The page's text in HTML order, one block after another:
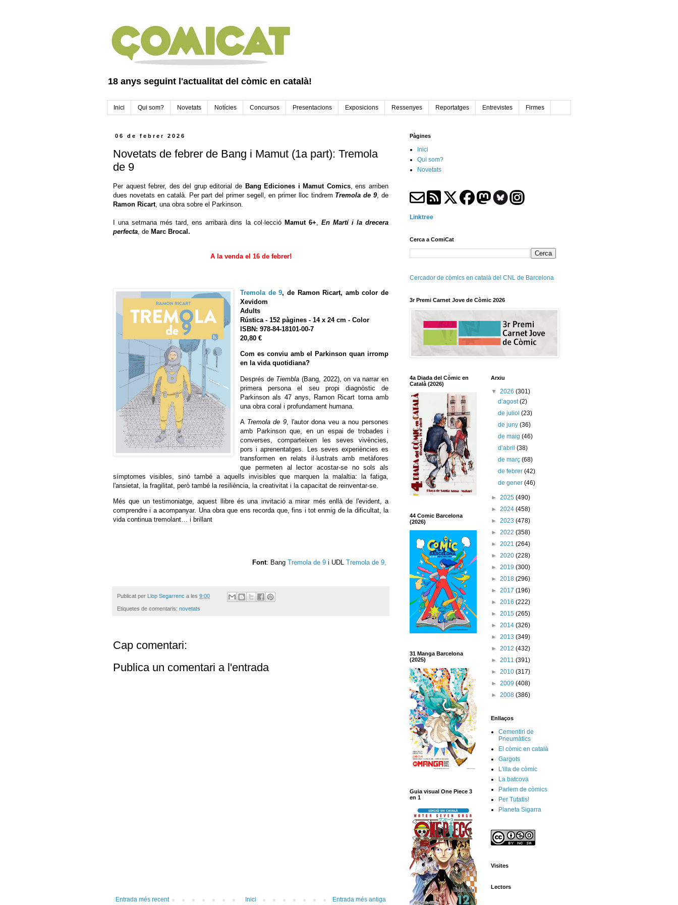
18 anys seguint l'actualitat del còmic en català!
Inici Qui som? Novetats Notícies Concursos Presentacions Exposicions Ressenyes Reportatges Entrevistes Firmes
06 de febrer 2026
Novetats de febrer de Bang i Mamut (1a part): Tremola
de 9
Per aquest febrer, des del grup editorial de Bang Ediciones i Mamut Comics, ens arriben
dues novetats en català. Per part del primer segell, en primer lloc tindrem Tremola de 9, de
Ramon Ricart, una obra sobre el Parkinson.
I una setmana més tard, ens arribarà dins la col·lecció Mamut 6+, En Martí i la drecera
perfecta, de Marc Brocal.
A la venda el 16 de febrer!
Tremola de 9, de Ramon Ricart, amb color de
Xevidom
Adults
Rústica - 152 pàgines - 14 x 24 cm - Color
ISBN: 978-84-18101-00-7
20,80 €
Com es conviu amb el Parkinson quan irromp
en la vida quotidiana?
Després de Tiembla (Bang, 2022), on va narrar en
primera persona el seu propi diagnòstic de
Parkinson als 47 anys, Ramon Ricart torna amb
una obra coral i profundament humana.
A Tremola de 9 , l'autor dona veu a nou persones
amb Parkinson que, en un espai de trobades i
converses, comparteixen les seves vivències,
pors i aprenentatges. Les seves experiències es
transformen en relats il·lustrats amb metàfores
que permeten al lector acostar-se no sols als
símptomes visibles, sinó també a aquells invisibles que marquen la malaltia: la fatiga,
l'ansietat, la fragilitat, però també la resiliència, la creativitat i la capacitat de reinventar-se.
Més que un testimoniatge, aquest llibre és una invitació a mirar més enllà de l'evident, a
comprendre i a acompanyar. Una obra que ens recorda que, fins i tot enmig de la dificultat, la
vida continua tremolant… i brillant
Font: Bang Tremola de 9 i UDL Tremola de 9,
Publicat per Llop Segarrenc a les 9:00
Etiquetes de comentaris: novetats
Cap comentari:
Publica un comentari a l'entrada
Entrada més recent Entrada més antiga
Inici
Pàgines
Inici
Qui som?
Novetats
Linktree
Cerca a ComiCat
Cercador de còmics en català del CNL de Barcelona
3r Premi Carnet Jove de Còmic 2026
4a Diada del Còmic en
Català (2026)
44 Comic Barcelona
(2026)
31 Manga Barcelona
(2025)
Guia visual One Piece 3
en 1
Arxiu
▼ 2026 (301)
d’agost(2)
de juliol(23)
de juny(36)
de maig(46)
d’abril(38)
de març(68)
de febrer(42)
de gener(46)
► 2025 (490)
► 2024 (458)
► 2023 (478)
► 2022 (358)
► 2021 (264)
► 2020 (228)
► 2019 (300)
► 2018 (296)
► 2017 (196)
► 2016 (222)
► 2015 (265)
► 2014 (326)
► 2013 (349)
► 2012 (432)
► 2011 (391)
► 2010 (317)
► 2009 (408)
► 2008 (386)
Enllaços
Cementiri de
Pneumàtics
El còmic en català
Gargots
L'illa de còmic
La batcova
Parlem de còmics
Per Tutatis!
Planeta Sigarra
Visites
Lectors